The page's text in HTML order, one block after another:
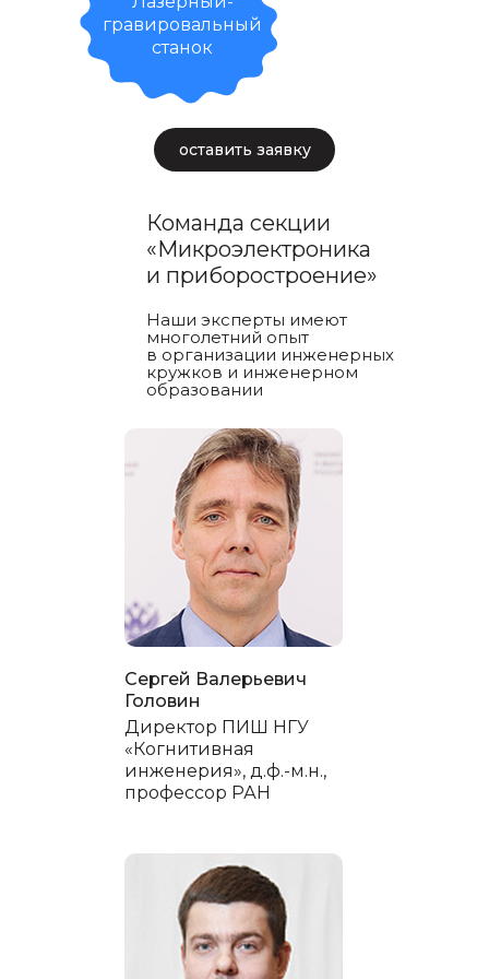
гравировальный
станок
оставить заявку
Команда секции
«Микроэлектроника
и приборостроение»
Наши эксперты имеют
многолетний опыт
в организации инженерных
кружков и инженерном
образовании
Сергей Валерьевич
Головин
Директор ПИШ НГУ
«Когнитивная
инженерия», д.ф.-м.н.,
профессор РАН